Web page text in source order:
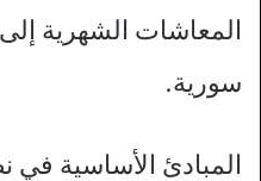
سورية.
المبادئ الأساسية في